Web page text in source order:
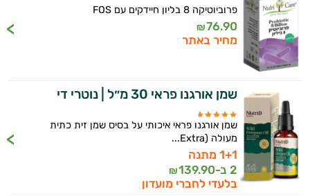
אנמיה
אנרגיה וכוח
אקנה
בעיות נשימה
גאוט
גסטריטיס
פרוביוטיקה 8 בליון חיידקים עם FOS
76.90
₪
מחיר באתר
שמן אורגנו פראי 30 מ״ל | נוטרי די
שמן אורגנו פראי איכותי על בסיס שמן זית כתית
מעולה (Extra...
1+1 מתנה
2 ב-
139.90
₪
בלעדי לחברי מועדון
התשובות שלי מבוססות על מאגרי מידע קליניים
וספרות מקצועית בתחומי הרפואה הטבעית
ותזונת הספורט.
אני כאן כדי לעזור לך להתאים את תוספי
ולמצב הגופני שלך, ולהסביר לך אילו רכיבים
עובדים יחד כדי למקסם תוצאות גם בחיי היום
יום וגם בתחום הכושר והספורט.
המטרה שלי היא להתאים עבורך המלצות
אישיות מבוססות מדעית.